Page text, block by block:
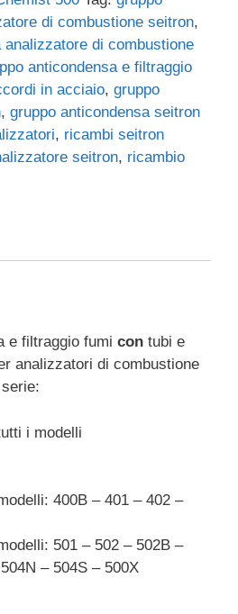
di combustione seitron,
analizzatore di combustione
anticondensa e filtraggio
in acciaio, gruppo
, gruppo anticondensa seitron
, ricambi seitron
seitron, ricambio
e filtraggio fumi con tubi e
analizzatori di combustione
i modelli
400B – 401 – 402 –
501 – 502 – 502B –
– 504S – 500X